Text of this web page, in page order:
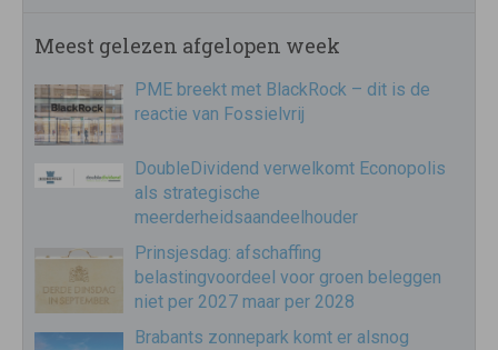
Meest gelezen afgelopen week
PME breekt met BlackRock – dit is de
reactie van Fossielvrij
DoubleDividend verwelkomt Econopolis
als strategische
meerderheidsaandeelhouder
Prinsjesdag: afschaffing
belastingvoordeel voor groen beleggen
niet per 2027 maar per 2028
Brabants zonnepark komt er alsnog